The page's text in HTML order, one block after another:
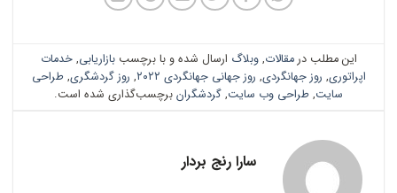
این مطلب درمقالات,وبلاگ ارسال شده و با برچسببازاریابی,خدمات
اپراتوری, روز جهانگردی, روز جهانی جهانگردی ۲۰۲۲ , روز گردشگری, طراحی
سایت, طراحی وب سایت, گردشگران برچسب‌گذاری شده است.
سارا رنج بردار